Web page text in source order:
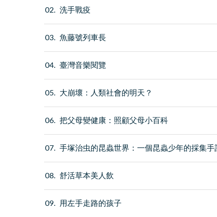
02 洗手戰疫
03 魚藤號列車長
04 臺灣音樂閱覽
05 大崩壞：人類社會的明天？
06 把父母變健康：照顧父母小百科
07 手塚治虫的昆蟲世界：一個昆蟲少年的採集手
08 舒活草本美人飲
09 用左手走路的孩子